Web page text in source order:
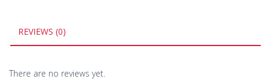
REVIEWS (0)
There are no reviews yet.